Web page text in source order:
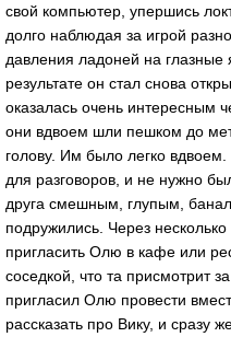
свой компьютер, упершись
долго наблюдая за игрой
давления ладоней на
результате он стал снова
оказалась очень интересным
они вдвоем шли пешком до
голову. Им было легко
для разговоров, и не нужно
друга смешным, глупым,
подружились. Через
пригласить Олю в кафе или
соседкой, что та присмотрит
пригласил Олю провести
рассказать про Вику, и сразу